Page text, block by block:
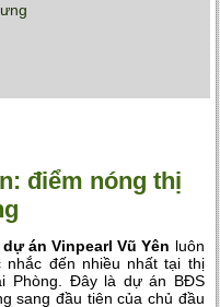
điểm nóng thị
dự án Vinpearl Vũ Yên luôn
nhắc đến nhiều nhất tại thị
Phòng. Đây là dự án BĐS
sang đầu tiên của chủ đầu